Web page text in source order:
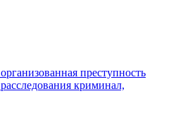
организованная преступность
расследования криминал,